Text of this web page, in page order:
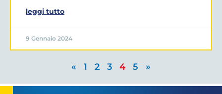
leggi tutto
9 Gennaio 2024
« 1 2 3 4 5 »